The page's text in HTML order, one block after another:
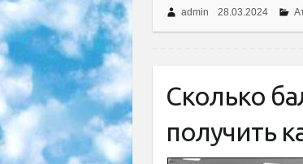
admin 28.03.2024
Сколько
получить